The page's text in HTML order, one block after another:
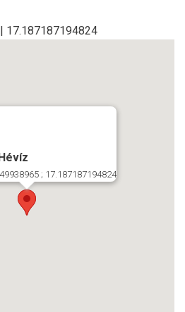
17.187187194824
; 17.187187194824